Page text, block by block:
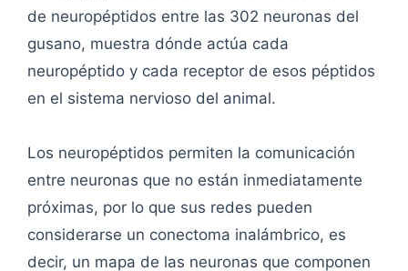
de neuropéptidos entre las 302 neuronas del
gusano, muestra dónde actúa cada
neuropéptido y cada receptor de esos péptidos
en el sistema nervioso del animal.
Los neuropéptidos permiten la comunicación
entre neuronas que no están inmediatamente
próximas, por lo que sus redes pueden
considerarse un conectoma inalámbrico, es
decir, un mapa de las neuronas que componen